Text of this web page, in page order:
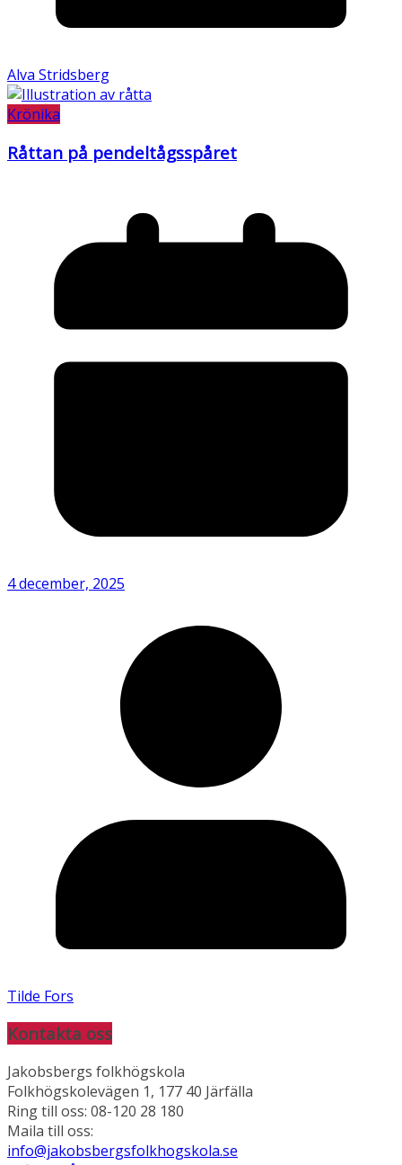
Alva Stridsberg
Krönika
Råttan på pendeltågsspåret
4 december, 2025
Tilde Fors
Kontakta oss
Jakobsbergs folkhögskola
Folkhögskolevägen 1, 177 40 Järfälla
Ring till oss: 08-120 28 180
Maila till oss:
info@jakobsbergsfolkhogskola.se